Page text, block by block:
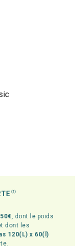
(1)
, dont le poids
dont les
120(L) x 60(l)